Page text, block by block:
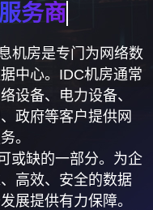
机房是专门为网络数
中心。IDC机房通常
设备、电力设备、
政府等客户提供网
。
或缺的一部分。为企
高效、安全的数据
展提供有力保障。